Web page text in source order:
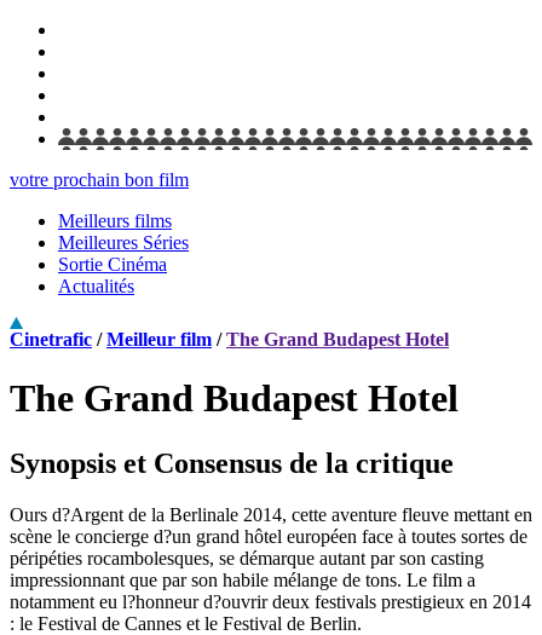
votre prochain bon film
Meilleurs films
Meilleures Séries
Sortie Cinéma
Actualités
Cinetrafic /Meilleur film /The Grand Budapest Hotel
The Grand Budapest Hotel
Synopsis et Consensus de la critique
Ours d?Argent de la Berlinale 2014, cette aventure fleuve mettant en
scène le concierge d?un grand hôtel européen face à toutes sortes de
péripéties rocambolesques, se démarque autant par son casting
impressionnant que par son habile mélange de tons. Le film a
notamment eu l?honneur d?ouvrir deux festivals prestigieux en 2014
: le Festival de Cannes et le Festival de Berlin.